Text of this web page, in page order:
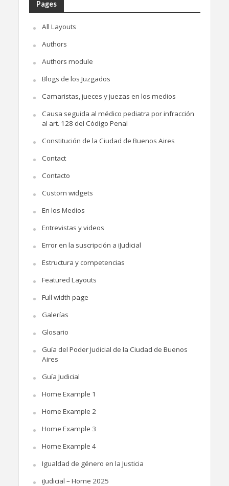
Pages
All Layouts
Authors
Authors module
Blogs de los Juzgados
Camaristas, jueces y juezas en los medios
Causa seguida al médico pediatra por infracción
al art. 128 del Código Penal
Constitución de la Ciudad de Buenos Aires
Contact
Contacto
Custom widgets
En los Medios
Entrevistas y videos
Error en la suscripción a iJudicial
Estructura y competencias
Featured Layouts
Full width page
Galerías
Glosario
Guía del Poder Judicial de la Ciudad de Buenos
Aires
Guía Judicial
Home Example 1
Home Example 2
Home Example 3
Home Example 4
Igualdad de género en la Justicia
iJudicial – Home 2025